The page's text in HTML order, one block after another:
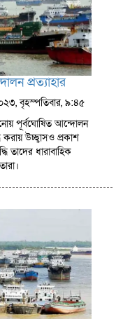
প্রত্যাহার
বৃহস্পতিবার, ৯:৪৫
পূর্বঘোষিত আন্দোলন
উচ্ছ্বাসও প্রকাশ
তাদের ধারাবাহিক